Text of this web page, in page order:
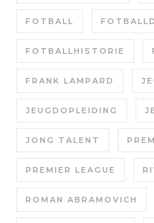
FOTBALL
FOTBALLHISTORIE
FRANK LAMPARD
JEUGDOPLEIDING
JONG TALENT
PREMIER LEAGUE
ROMAN ABRAMOVICH